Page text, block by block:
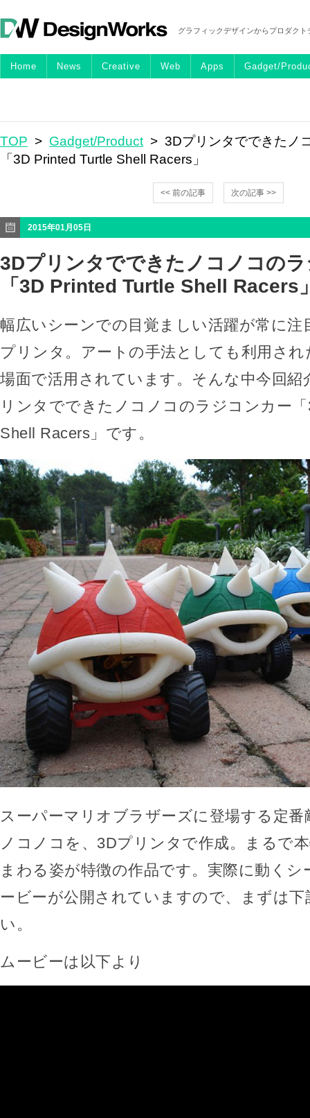
グラフィックデザインからプロダク
Home News Creative Web Apps Gadget/
TOP > Gadget/Product > 3Dプリンタでできたノ
「3D Printed Turtle Shell Racers」
<< 前の記事 次の記事 >>
2015年01月05日
3Dプリンタでできたノコノコの
「3D Printed Turtle Shell Racers
幅広いシーンでの目覚ましい活躍が常に注
プリンタ。アートの手法としても利用さ
場面で活用されています。そんな中今回紹
リンタでできたノコノコのラジコンカー
Shell Racers」です。
スーパーマリオブラザーズに登場する定
ノコノコを、3Dプリンタで作成。まるで
まわる姿が特徴の作品です。実際に動くシ
ービーが公開されていますので、まずは
い。
ムービーは以下より